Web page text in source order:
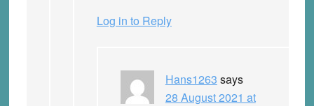
Log in to Reply
Hans1263 says
28 August 2021 at